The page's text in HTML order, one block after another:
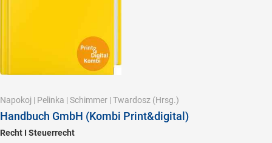
Napokoj | Pelinka | Schimmer | Twardosz (Hrsg.)
Handbuch GmbH (Kombi Print&digital)
Recht I Steuerrecht